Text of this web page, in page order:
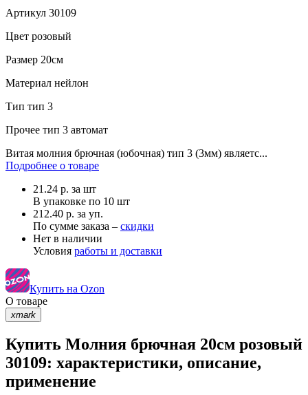
Артикул 30109
Цвет розовый
Размер 20см
Материал нейлон
Тип тип 3
Прочее тип 3 автомат
Витая молния брючная (юбочная) тип 3 (3мм) являетс...
Подробнее о товаре
21.24 р. за шт
В упаковке по 10 шт
212.40 р. за уп.
По сумме заказа – скидки
Нет в наличии
Условия работы и доставки
Купить на Ozon
О товаре
xmark
Купить Молния брючная 20см розовый
30109: характеристики, описание,
применение